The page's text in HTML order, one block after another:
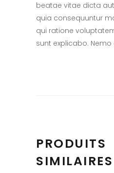
beatae vitae dicta
quia consequuntur
qui ratione
sunt explicabo.
PRODUITS
SIMILAIRES